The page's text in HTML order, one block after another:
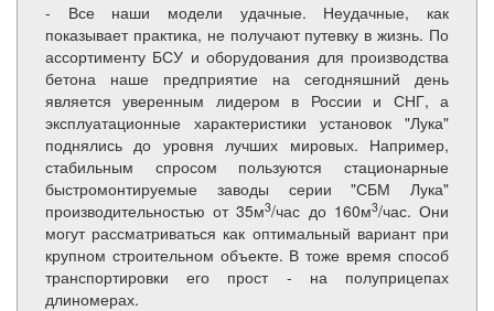
- Все наши модели удачные. Неудачные, как
показывает практика, не получают путевку в жизнь. По
ассортименту БСУ и оборудования для производства
бетона наше предприятие на сегодняшний день
является уверенным лидером в России и СНГ, а
эксплуатационные характеристики установок "Лука"
поднялись до уровня лучших мировых. Например,
стабильным спросом пользуются стационарные
быстромонтируемые заводы серии "СБМ Лука"
производительностью от 35м3/час до 160м3/час. Они
могут рассматриваться как оптимальный вариант при
крупном строительном объекте. В тоже время способ
транспортировки его прост - на полуприцепах
длиномерах.